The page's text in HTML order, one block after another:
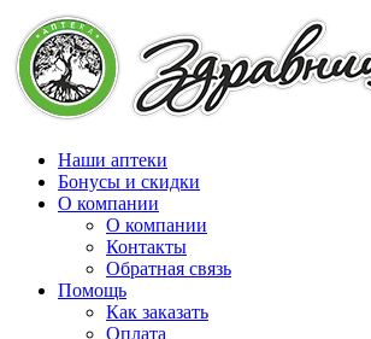
Наши аптеки
Бонусы и скидки
О компании
О компании
Контакты
Обратная связь
Помощь
Как заказать
Оплата